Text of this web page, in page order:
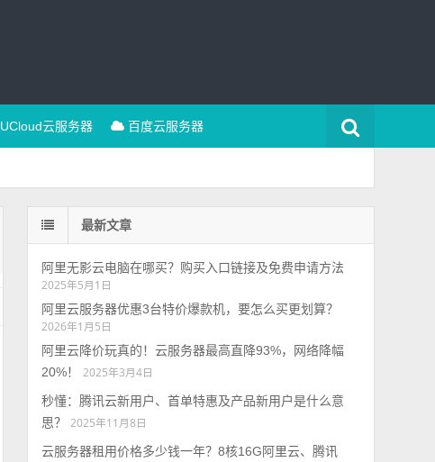
UCloud云服务器 百度云服务器
最新文章
阿里无影云电脑在哪买？购买入口链接及免费申请方法
2025年5月1日
阿里云服务器优惠3台特价爆款机，要怎么买更划算？
2026年1月5日
阿里云降价玩真的！云服务器最高直降93%，网络降幅
20%！
2025年3月4日
秒懂：腾讯云新用户、首单特惠及产品新用户是什么意
思？
2025年11月8日
云服务器租用价格多少钱一年？8核16G阿里云、腾讯